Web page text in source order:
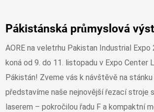
Pákistánská průmyslová
AORE na veletrhu Pakistan Industrial
koná od 9. do 11. listopadu v Expo Center
Pákistán! Zveme vás k návštěvě na
představíme naše nejnovější řezací stroje
laserem – pokročilou řadu F a kompaktní